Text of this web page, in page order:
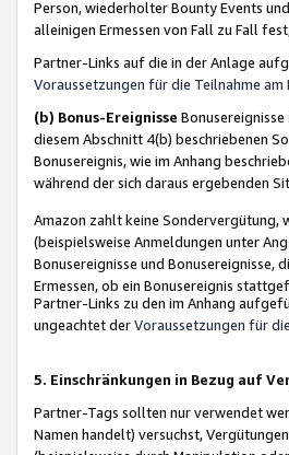
Person, wiederholter Bounty Events
alleinigen Ermessen von Fall zu Fall
Partner-Links auf die in der Anlage
Voraussetzungen für die Teilnahme
(b) Bonus-Ereignisse
diesem Abschnitt 4(b) beschriebenen
Bonusereignis, wie im Anhang
während der sich daraus ergebenden
Amazon zahlt keine Sondervergütung,
(beispielsweise Anmeldungen unter
Bonusereignisse und Bonusereignisse,
Ermessen, ob ein Bonusereignis
Partner-Links zu den im Anhang
ungeachtet derVoraussetzungen für
5. Einschränkungen in Bezug auf
Partner-Tags sollten nur verwendet
Namen handelt) versuchst,